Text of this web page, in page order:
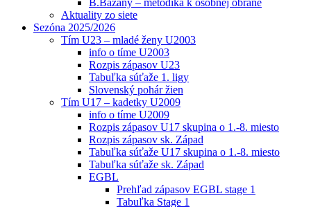
Aktuality zo siete
Sezóna 2025/2026
Tím U23 – mladé ženy U2003
info o tíme U2003
Rozpis zápasov U23
Tabuľka súťaže 1. ligy
Slovenský pohár žien
Tím U17 – kadetky U2009
info o tíme U2009
Rozpis zápasov U17 skupina o 1.-8. miesto
Rozpis zápasov sk. Západ
Tabuľka súťaže U17 skupina o 1.-8. miesto
Tabuľka súťaže sk. Západ
EGBL
Prehľad zápasov EGBL stage 1
Tabuľka Stage 1